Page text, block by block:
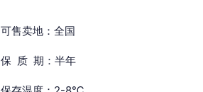
可售卖地：全国
保 质 期：半年